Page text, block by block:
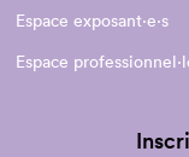
Espace exposant·e⋅s
Espace